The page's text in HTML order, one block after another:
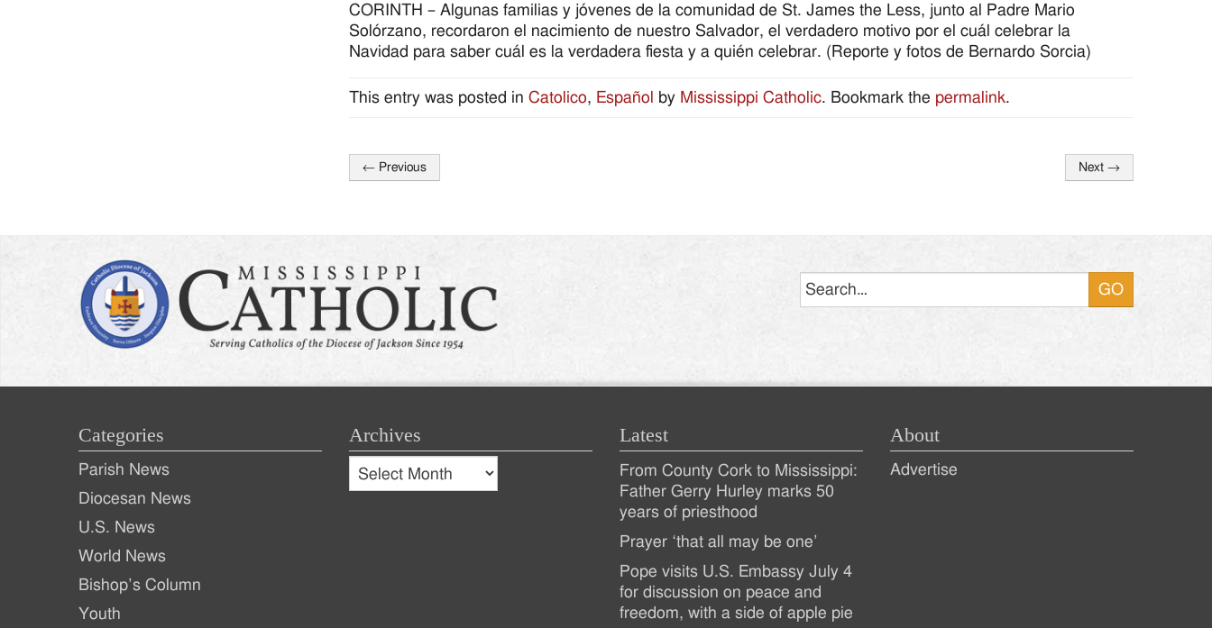
CORINTH – Algunas familias y jóvenes de la comunidad de St. James the Less, junto al Padre Mario
Solórzano, recordaron el nacimiento de nuestro Salvador, el verdadero motivo por el cuál celebrar la
Navidad para saber cuál es la verdadera fiesta y a quién celebrar. (Reporte y fotos de Bernardo Sorcia)
This entry was posted in Catolico, Español by Mississippi Catholic. Bookmark the permalink.
Post
← Previous Next →
Categories
Parish News
Diocesan News
U.S. News
World News
Bishop’s Column
Youth
Archives
Archives
Archives
Latest
Recent
Posts
From County Cork to Mississippi:
Father Gerry Hurley marks 50
years of priesthood
Prayer ‘that all may be one’
Pope visits U.S. Embassy July 4
for discussion on peace and
freedom, with a side of apple pie
About
Advertise